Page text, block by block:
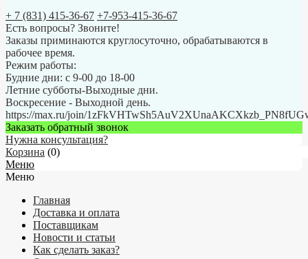
+ 7 (831) 415-36-67 +7-953-415-36-67
Есть вопросы? Звоните!
Заказы приминаются круглосуточно, обрабатываются в
рабочее время.
Режим работы:
Будние дни: с 9-00 до 18-00
Летние субботы-Выходные дни.
Воскресение - Выходной день.
https://max.ru/join/
Заказать обратный звонок
Нужна консультация?
Корзина (0)
Меню
Меню
Главная
Доставка и оплата
Поставщикам
Новости и статьи
Как сделать заказ?